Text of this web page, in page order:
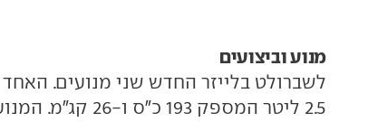
מנוע וביצועים
לשברולט בלייזר החדש שני מנועים. האחד
2.5 ליטר המספק 193